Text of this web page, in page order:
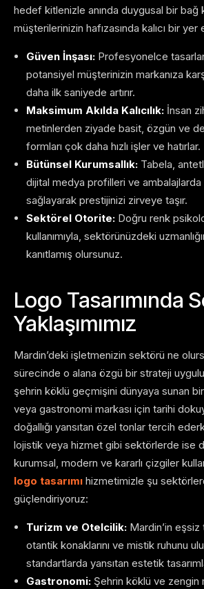
hedef kitlenizle anında duygusal bir bağ
müşterilerinizin hafızasında kalıcı bir yer
Güven İnşası: Profesyonelce
potansiyel müşterinizin markanıza
daha ilk saniyede artırır.
Maksimum Akılda Kalıcılık: İnsan
metinlerden ziyade basit, özgün ve
formları çok daha hızlı işler ve hatırlar.
Bütünsel Kurumsallık: Tabela,
dijital medya profilleri ve
sağlayarak prestijinizi zirveye taşır.
Sektörel Otorite: Doğru renk
kullanımıyla, sektörünüzdeki
kanıtlamış olursunuz.
Logo Tasarımında
Yaklaşımımız
Mardin’deki işletmenizin sektörü ne
sürecinde o alana özgü bir strateji
şehrin köklü geçmişini dünyaya sunan
veya gastronomi markası için tarihi
doğallığı yansıtan özel tonlar tercih
lojistik veya hizmet gibi sektörlerde ise
kurumsal, modern ve kararlı çizgiler
logo tasarımı hizmetimizle şu
güçlendiriyoruz:
Turizm ve Otelcilik: Mardin’in
otantik konaklarını ve mistik ruhunu
standartlarda yansıtan estetik
Gastronomi: Şehrin köklü ve zengin